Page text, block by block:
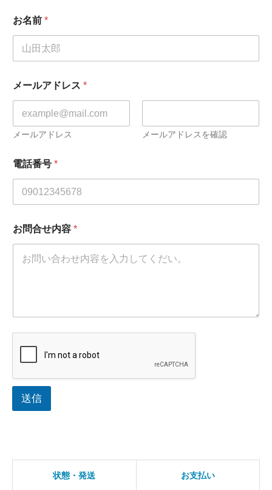
お名前 *
メールアドレス *
メールアドレス メールアドレスを確認
電話番号 *
お問合せ内容 *
送信
状態・発送 お支払い